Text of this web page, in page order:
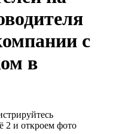
с
в
2 и откроем фото